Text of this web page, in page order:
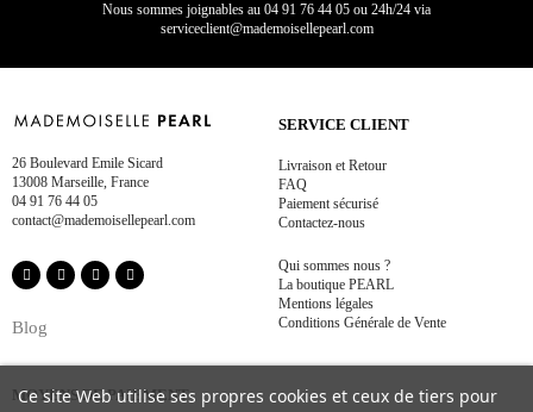
Nous sommes joignables au 04 91 76 44 05 ou 24h/24 via
serviceclient@mademoisellepearl.com
26 Boulevard Emile Sicard
13008 Marseille, France
04 91 76 44 05
contact@mademoisellepearl.com
Blog
SERVICE CLIENT
Livraison et Retour
FAQ
Paiement sécurisé
Contactez-nous
Qui sommes nous ?
La boutique PEARL
Mentions légales
Conditions Générale de Vente
MOYENS DE PAIEMENT
Ce site Web utilise ses propres cookies et ceux de tiers pour